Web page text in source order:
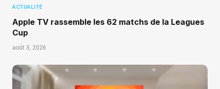
ACTUALITÉ
Apple TV rassemble les 62 matchs de la Leagues
Cup
août 3, 2026